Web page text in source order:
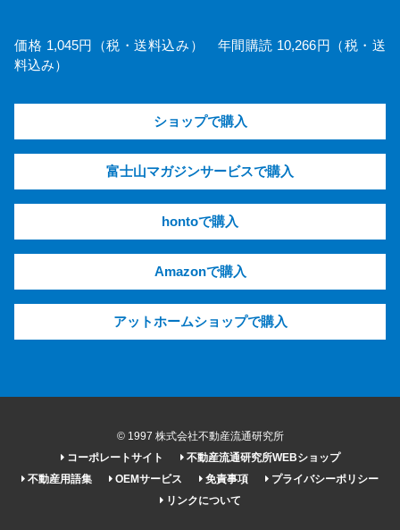
価格 1,045円（税・送料込み） 年間購読 10,266円（税・送
料込み）
ショップで購入
富士山マガジンサービスで購入
hontoで購入
Amazonで購入
アットホームショップで購入
© 1997 株式会社不動産流通研究所
コーポレートサイト
不動産流通研究所WEBショップ
不動産用語集
OEMサービス 免責事項
プライバシーポリシー
リンクについて